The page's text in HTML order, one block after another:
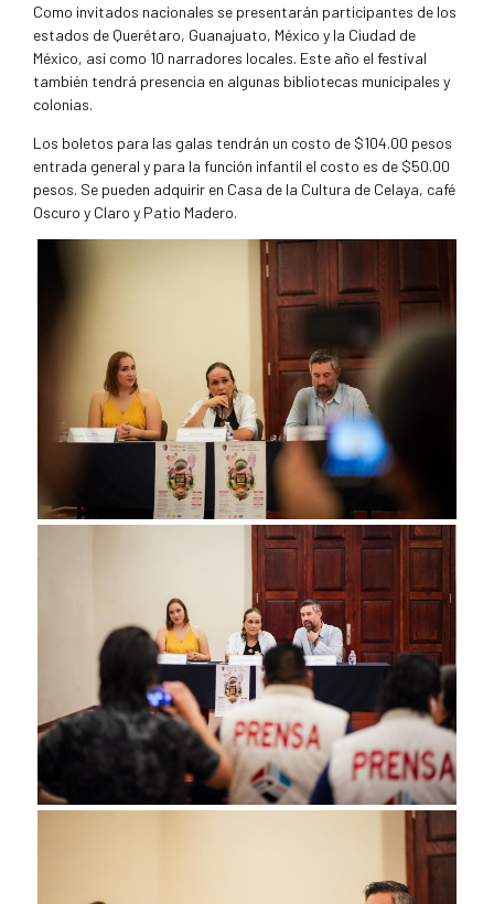
Como invitados nacionales se presentarán participantes de los
estados de Querétaro, Guanajuato, México y la Ciudad de
México, así como 10 narradores locales. Este año el festival
también tendrá presencia en algunas bibliotecas municipales y
colonias.
Los boletos para las galas tendrán un costo de $104.00 pesos
entrada general y para la función infantil el costo es de $50.00
pesos. Se pueden adquirir en Casa de la Cultura de Celaya, café
Oscuro y Claro y Patio Madero.